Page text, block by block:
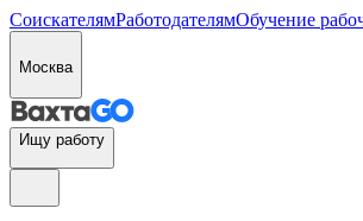
СоискателямРаботодателямОбучение
Москва
Ищу работу